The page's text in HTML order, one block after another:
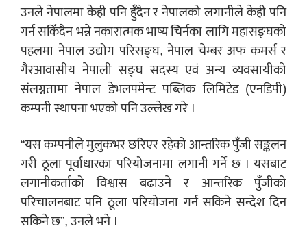
उनले नेपालमा केही पनि हुँदैन र नेपालको लगानीले केही पनि
गर्न सकिँदैन भन्ने नकारात्मक भाष्य चिर्नका लागि महासङ्घको
पहलमा नेपाल उद्योग परिसङ्घ, नेपाल चेम्बर अफ कमर्स र
गैरआवासीय नेपाली सङ्घ सदस्य एवं अन्य व्यवसायीको
संलग्नतामा नेपाल डेभलपमेन्ट पब्लिक लिमिटेड (एनडिपी)
कम्पनी स्थापना भएको पनि उल्लेख गरे ।
“यस कम्पनीले मुलुकभर छरिएर रहेको आन्तरिक पुँजी सङ्कलन
गरी ठूला पूर्वाधारका परियोजनामा लगानी गर्ने छ । यसबाट
लगानीकर्ताको विश्वास बढाउने र आन्तरिक पुँजीको
परिचालनबाट पनि ठूला परियोजना गर्न सकिने सन्देश दिन
सकिने छ”, उनले भने ।